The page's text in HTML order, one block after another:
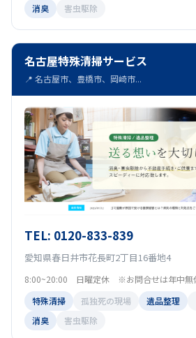
消臭
害虫駆除
名古屋特殊清掃サービス
📍 名古屋市、豊橋市、岡崎市...
TEL: 0120-833-839
愛知県春日井市花長町2丁目16番地4
8:00~20:00 日曜定休 ※お問合せは年中無
特殊清掃
孤独死の現場 遺品整理
消臭
害虫駆除